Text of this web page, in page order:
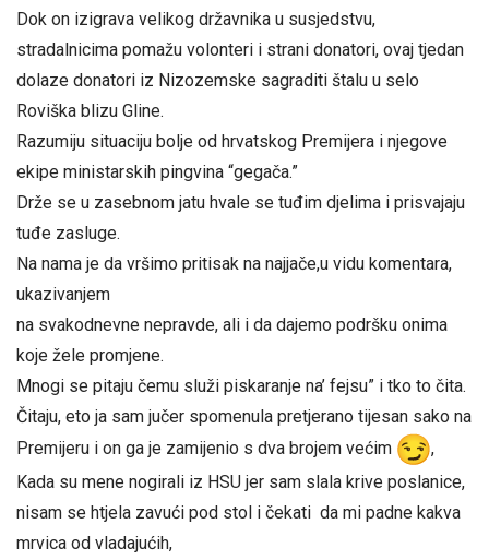
Dok on izigrava velikog državnika u susjedstvu,
stradalnicima pomažu volonteri i strani donatori, ovaj tjedan
dolaze donatori iz Nizozemske sagraditi štalu u selo
Roviška blizu Gline.
Razumiju situaciju bolje od hrvatskog Premijera i njegove
ekipe ministarskih pingvina “gegača.”
Drže se u zasebnom jatu hvale se tuđim djelima i prisvajaju
tuđe zasluge.
Na nama je da vršimo pritisak na najjače,u vidu komentara,
ukazivanjem
na svakodnevne nepravde, ali i da dajemo podršku onima
koje žele promjene.
Mnogi se pitaju čemu služi piskaranje na’ fejsu” i tko to čita.
Čitaju, eto ja sam jučer spomenula pretjerano tijesan sako na
Premijeru i on ga je zamijenio s dva brojem većim
,
Kada su mene nogirali iz HSU jer sam slala krive poslanice,
nisam se htjela zavući pod stol i čekati da mi padne kakva
mrvica od vladajućih,